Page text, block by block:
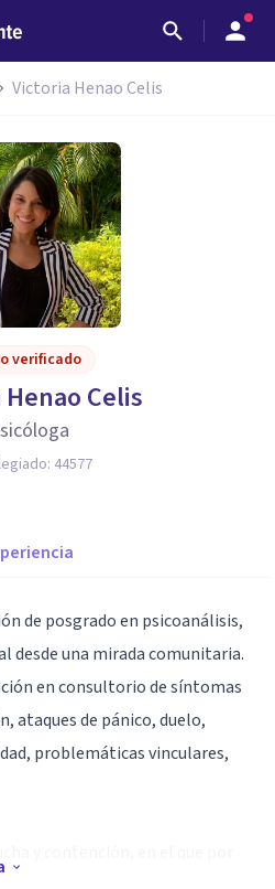
Victoria Henao Celis
verificado
Celis
44577
de posgrado en psicoanálisis,
desde una mirada comunitaria.
en consultorio de síntomas
ataques de pánico, duelo,
problemáticas vinculares,